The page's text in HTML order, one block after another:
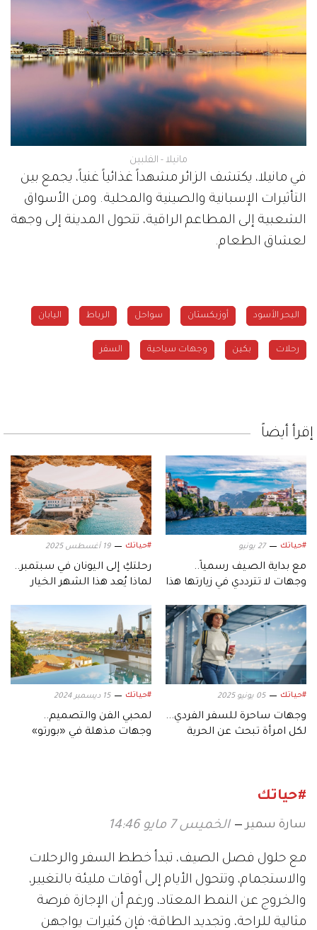
مانيلا - الفلبين
في مانيلا، يكتشف الزائر مشهداً غذائياً غنياً، يجمع بين
التأثيرات الإسبانية والصينية والمحلية. ومن الأسواق
الشعبية إلى المطاعم الراقية، تتحول المدينة إلى وجهة
لعشاق الطعام.
البحر الأسود أوزبكستان سواحل الرباط اليابان
رحلات بكين وجهات سياحية السفر
إقرأ أيضاً
#حياتك 27 يونيو
مع بداية الصيف رسمياً..
وجهات لا تترددي في زيارتها هذا
#حياتك 19 أغسطس 2025
رحلتكِ إلى اليونان في سبتمبر..
لماذا يُعد هذا الشهر الخيار
#حياتك 05 يونيو 2025
وجهات ساحرة للسفر الفردي...
لكل امرأة تبحث عن الحرية
#حياتك 15 ديسمبر 2024
لمحبي الفن والتصميم..
وجهات مذهلة في «بورتو»
#حياتك
سارة سمير الخميس 7 مايو 14:46
مع حلول فصل الصيف، تبدأ خطط السفر والرحلات
والاستجمام، وتتحول الأيام إلى أوقات مليئة بالتغيير،
والخروج عن النمط المعتاد، ورغم أن الإجازة فرصة
مثالية للراحة، وتجديد الطاقة؛ فإن كثيرات يواجهن